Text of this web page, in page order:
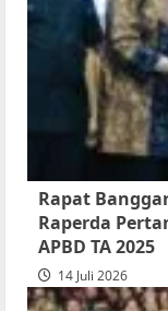
Akhir
atas
Bersama
Raperda
APBD
2025
Rapat
Raperda
APBD TA 2025
14 Juli 2026